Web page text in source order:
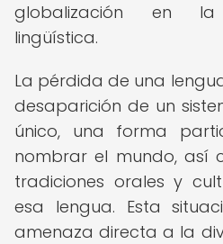
globalización en la
lingüística.
La pérdida de una
desaparición de un
único, una forma
nombrar el mundo, así
tradiciones orales y
esa lengua. Esta
amenaza directa a la